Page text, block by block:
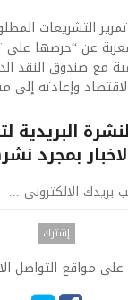
التشريعات
عن “حرصها على
مع صندوق النقد
وإعادته إلى
البريدية
بمجرد
على مواقع التواصل